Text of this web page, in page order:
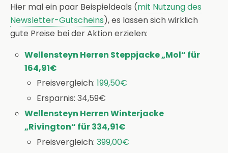
Hier mal ein paar Beispieldeals (mit Nutzung des
Newsletter-Gutscheins), es lassen sich wirklich
gute Preise bei der Aktion erzielen:
Wellensteyn Herren Steppjacke „Mol“ für
164,91€
Preisvergleich:199,50€
Ersparnis: 34,59€
Wellensteyn Herren Winterjacke
„Rivington“ für 334,91€
Preisvergleich:399,00€